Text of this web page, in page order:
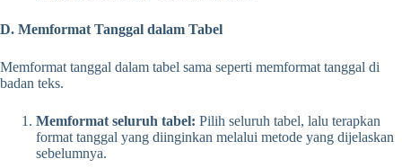
D. Memformat Tanggal dalam Tabel
Memformat tanggal dalam tabel sama seperti memformat tanggal di
badan teks.
Memformat seluruh tabel: Pilih seluruh tabel, lalu terapkan
format tanggal yang diinginkan melalui metode yang dijelaskan
sebelumnya.